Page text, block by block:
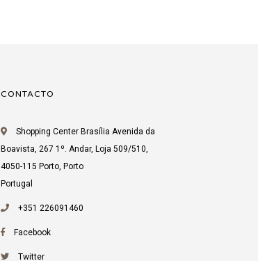
CONTACTO
Shopping Center Brasília Avenida da
Boavista, 267 1º. Andar, Loja 509/510,
4050-115 Porto, Porto
Portugal
+351 226091460
Facebook
Twitter